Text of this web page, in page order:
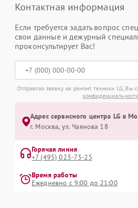
Контактная информация
Если требуется задать вопрос
свои данные и дежурный
проконсультирует Вас!
Отправляя заявку на ремонт техники LG, Вы
конфиденциальности
Адрес сервисного центра LG в
г. Москва, ул. Чаянова 18
Горячая линия
+7 (495) 023-73-25
Время работы
Ежедневно с 9:00 до 21:00